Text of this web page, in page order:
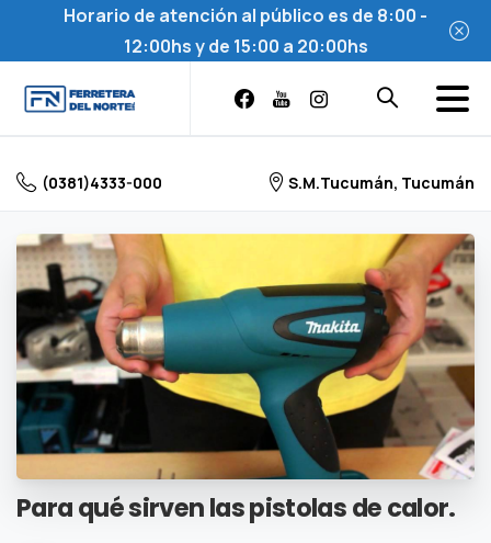
Horario de atención al público es de 8:00 -
12:00hs y de 15:00 a 20:00hs
(0381)4333-000 S.M.Tucumán, Tucumán
Paraquésirvenlaspistolasdecalor.